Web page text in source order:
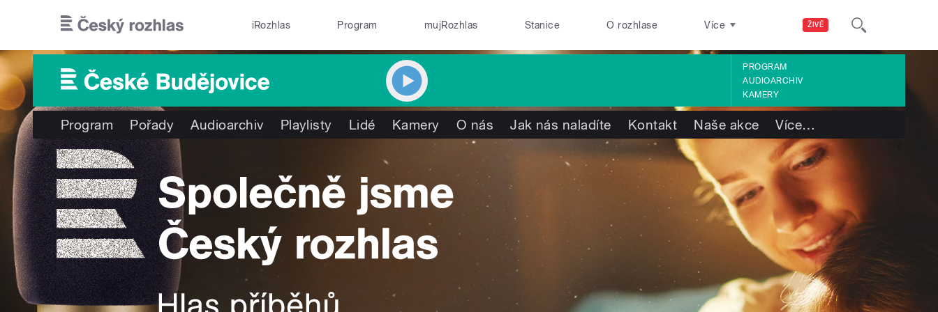
ŽIVĚ
iRozhlas Program mujRozhlas Stanice O rozhlase Více
PROGRAM
AUDIOARCHIV
KAMERY
Program Pořady Audioarchiv Playlisty Lidé Kamery O nás Jak nás naladíte Kontakt Naše akce Více…